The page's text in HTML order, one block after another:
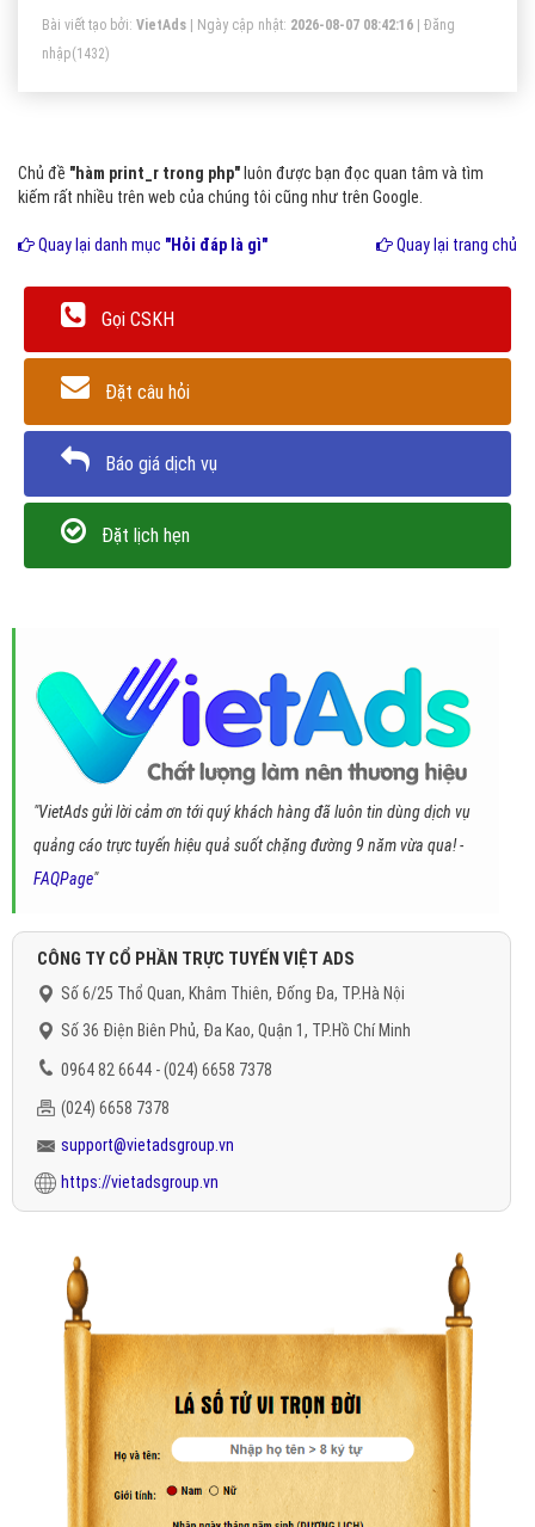
Bài viết tạo bởi: VietAds | Ngày cập nhật: 2026-08-07 08:42:16
Đăng
nhập(1432)
Chủ đề "hàm print_r trong php" luôn được bạn đọc quan tâm và tìm
kiếm rất nhiều trên web của chúng tôi cũng như trên Google.
Quay lại danh mục "Hỏi đáp là gì" Quay lại trang chủ
Gọi CSKH
Đặt câu hỏi
Báo giá dịch vụ
Đặt lịch hẹn
"VietAds gửi lời cảm ơn tới quý khách hàng đã luôn tin dùng dịch vụ
quảng cáo trực tuyến hiệu quả suốt chặng đường 9 năm vừa qua! -
FAQPage"
CÔNG TY CỔ PHẦN TRỰC TUYẾN VIỆT ADS
Số 6/25 Thổ Quan, Khâm Thiên, Đống Đa, TP.Hà Nội
Số 36 Điện Biên Phủ, Đa Kao, Quận 1, TP.Hồ Chí Minh
0964 82 6644 - (024) 6658 7378
(024) 6658 7378
support@vietadsgroup.vn
https://vietadsgroup.vn